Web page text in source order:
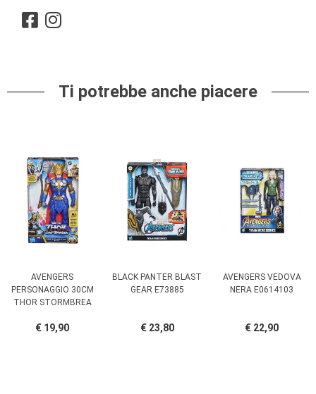
Ti potrebbe anche piacere
AVENGERS
PERSONAGGIO 30CM
THOR STORMBREA
€ 19,90
BLACK PANTER BLAST
GEAR E73885
€ 23,80
AVENGERS VEDOVA
NERA E0614103
€ 22,90